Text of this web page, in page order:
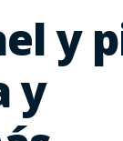
y
y